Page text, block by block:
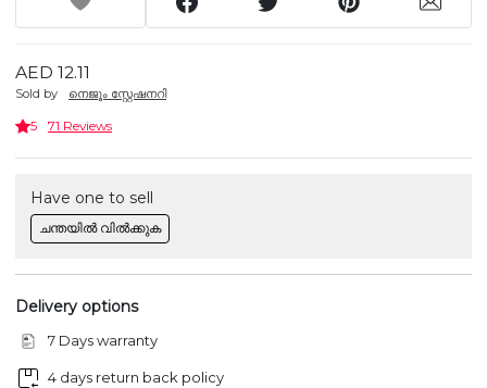
AED 12.11
Sold by നെജൂം സ്റ്റേഷനറി
5 71 Reviews
Have one to sell
ചന്തയിൽ വിൽക്കുക
Delivery options
7 Days warranty
4 days return back policy